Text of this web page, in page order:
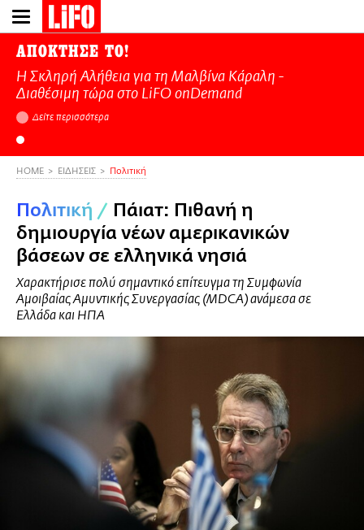
Παράκαμψη
προς
κυρίως
περιεχόμενο
ΑΠΟΚΤΗΣΕ ΤΟ!
Η Σκληρή Αλήθεια για τη Μαλβίνα Κάραλη -
Διαθέσιμη τώρα στo LiFO onDemand
Δείτε περισσότερα
HOME ΕΙΔΗΣΕΙΣ Πολιτική
Πολιτική / Πάιατ: Πιθανή η
δημιουργία νέων αμερικανικών
βάσεων σε ελληνικά νησιά
Χαρακτήρισε πολύ σημαντικό επίτευγμα τη Συμφωνία
Αμοιβαίας Αμυντικής Συνεργασίας (MDCA) ανάμεσα σε
Ελλάδα και ΗΠΑ